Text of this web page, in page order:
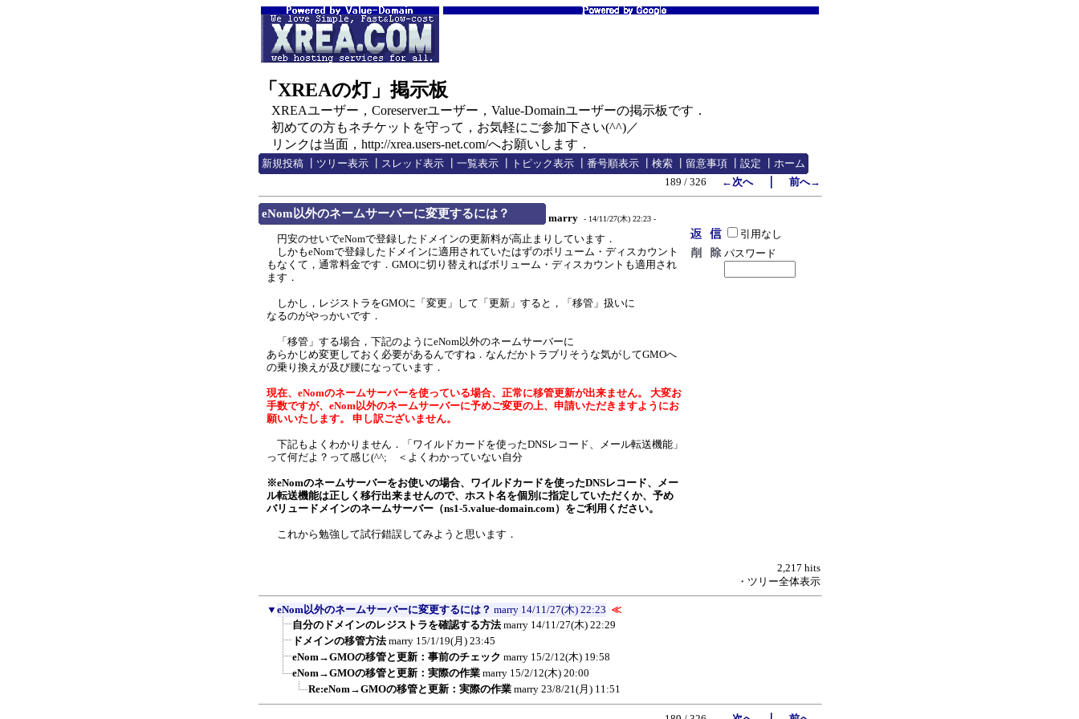
「XREAの灯」掲示板
XREAユーザー，Coreserverユーザー，Value-Domainユーザーの掲示板です．
初めての方もネチケットを守って，お気軽にご参加下さい(^^)／
リンクは当面，http://xrea.users-net.com/へお願いします．
新規投稿 ツリー表示 スレッド表示 一覧表示 トピック表示 番号順表示 検索 留意事項 設定
ホーム
189 / 326
←次へ｜ 前へ→
eNom以外のネームサーバーに変更するには？ marry - 14/11/27(木) 22:23 -
円安のせいでeNomで登録したドメインの更新料が高止まりしています．
しかもeNomで登録したドメインに適用されていたはずのボリューム・ディスカウント
もなくて，通常料金です．GMOに切り替えればボリューム・ディスカウントも適用され
ます．
しかし，レジストラをGMOに「変更」して「更新」すると，「移管」扱いに
なるのがやっかいです．
「移管」する場合，下記のようにeNom以外のネームサーバーに
あらかじめ変更しておく必要があるんですね．なんだかトラブリそうな気がしてGMOへ
の乗り換えが及び腰になっています．
現在、eNomのネームサーバーを使っている場合、正常に移管更新が出来ません。 大変お
手数ですが、eNom以外のネームサーバーに予めご変更の上、申請いただきますようにお
願いいたします。 申し訳ございません。
下記もよくわかりません．「ワイルドカードを使ったDNSレコード、メール転送機能」
って何だよ？って感じ(^^; ＜よくわかっていない自分
※eNomのネームサーバーをお使いの場合、ワイルドカードを使ったDNSレコード、メー
ル転送機能は正しく移行出来ませんので、ホスト名を個別に指定していただくか、予め
バリュードメインのネームサーバー（ns1-5.value-domain.com）をご利用ください。
これから勉強して試行錯誤してみようと思います．
引用なし
パスワード
2,217 hits
・ツリー全体表示
▼ eNom以外のネームサーバーに変更するには？ marry 14/11/27(木) 22:23 ≪
自分のドメインのレジストラを確認する方法 marry 14/11/27(木) 22:29
ドメインの移管方法 marry 15/1/19(月) 23:45
eNom→GMOの移管と更新：事前のチェック marry 15/2/12(木) 19:58
eNom→GMOの移管と更新：実際の作業 marry 15/2/12(木) 20:00
Re:eNom→GMOの移管と更新：実際の作業 marry 23/8/21(月) 11:51